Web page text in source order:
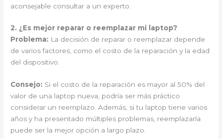
aconsejable consultar a un experto.
2. ¿Es mejor reparar o reemplazar mi laptop?
Problema: La decisión de reparar o reemplazar depende
de varios factores, como el costo de la reparación y la edad
del dispositivo.
Consejo: Si el costo de la reparación es mayor al 50% del
valor de una laptop nueva, podría ser más práctico
considerar un reemplazo. Además, si tu laptop tiene varios
años y ha presentado múltiples problemas, reemplazarla
puede ser la mejor opción a largo plazo.